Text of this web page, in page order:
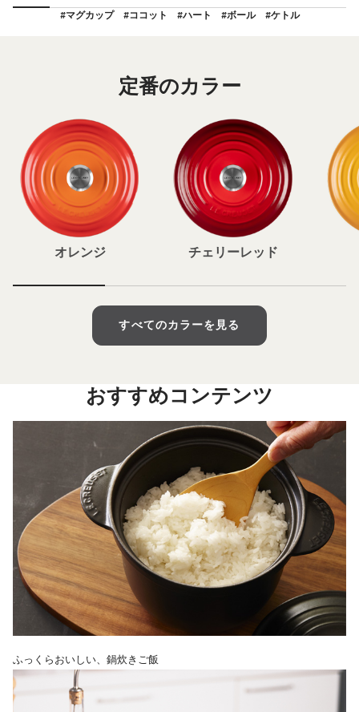
#マグカップ #ココット #ハート #ボール #ケトル
定番のカラー
オレンジ チェリーレッド
すべてのカラーを見る
おすすめコンテンツ
ふっくらおいしい、鍋炊きご飯